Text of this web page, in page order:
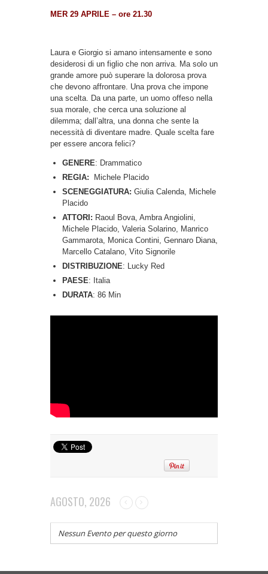
MER 29 APRILE – ore 21.30
Laura e Giorgio si amano intensamente e sono
desiderosi di un figlio che non arriva. Ma solo un
grande amore può superare la dolorosa prova
che devono affrontare. Una prova che impone
una scelta. Da una parte, un uomo offeso nella
sua morale, che cerca una soluzione al
dilemma; dall’altra, una donna che sente la
necessità di diventare madre. Quale scelta fare
per essere ancora felici?
GENERE: Drammatico
REGIA:
Michele Placido
SCENEGGIATURA: Giulia Calenda, Michele
Placido
ATTORI: Raoul Bova, Ambra Angiolini,
Michele Placido, Valeria Solarino, Manrico
Gammarota, Monica Contini, Gennaro Diana,
Marcello Catalano, Vito Signorile
DISTRIBUZIONE: Lucky Red
PAESE: Italia
DURATA: 86 Min
AGOSTO, 2026
Nessun Evento per questo giorno